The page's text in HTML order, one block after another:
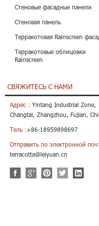
Стеновые фасадные панели
Стеновая панель
Терракотовая Rainscreen
Терракотовые облицовки
Rainscreen
СВЯЖИТЕСЬ С НАМИ
Адрес : Yintang Industrial Zone,
Changtai, Zhangzhou, Fujian,
Тель :+86-18959898697
Отправить по электронной
terracotta@leiyuan.cn